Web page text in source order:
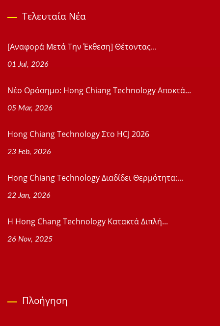
Τελευταία Νέα
[Αναφορά Μετά Την Έκθεση] Θέτοντας...
01 Jul, 2026
Νέο Ορόσημο: Hong Chiang Technology Αποκτά...
05 Mar, 2026
Hong Chiang Technology Στο HCJ 2026
23 Feb, 2026
Hong Chiang Technology Διαδίδει Θερμότητα:...
22 Jan, 2026
Η Hong Chang Technology Κατακτά Διπλή...
26 Nov, 2025
Πλοήγηση